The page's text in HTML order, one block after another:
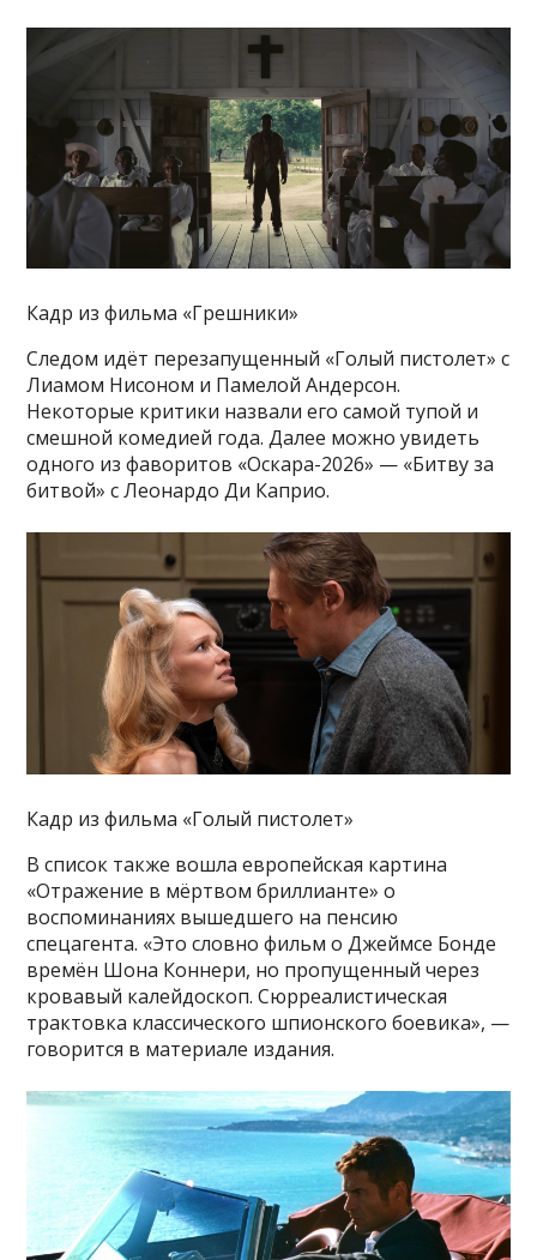
Кадр из фильма «Грешники»
Следом идёт перезапущенный «Голый пистолет» с
Лиамом Нисоном и Памелой Андерсон.
Некоторые критики назвали его самой тупой и
смешной комедией года. Далее можно увидеть
одного из фаворитов «Оскара-2026» — «Битву за
битвой» с Леонардо Ди Каприо.
Кадр из фильма «Голый пистолет»
В список также вошла европейская картина
«Отражение в мёртвом бриллианте» о
воспоминаниях вышедшего на пенсию
спецагента. «Это словно фильм о Джеймсе Бонде
времён Шона Коннери, но пропущенный через
кровавый калейдоскоп. Сюрреалистическая
трактовка классического шпионского боевика», —
говорится в материале издания.